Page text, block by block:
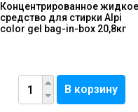
Концентрированное
средство для стирки Alpi
color gel bag-in-box 20,8кг
В корзину